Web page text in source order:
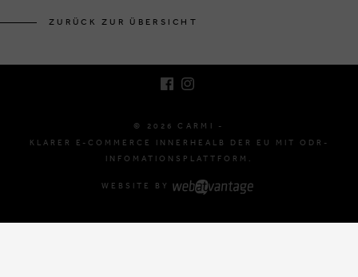
ZURÜCK ZUR ÜBERSICHT
© 2026 CARMI -
KLARER E-COMMERCE INNERHEALB DER EU MIT ODR-
INFOMATIONSPLATTFORM.
WEBSITE BY